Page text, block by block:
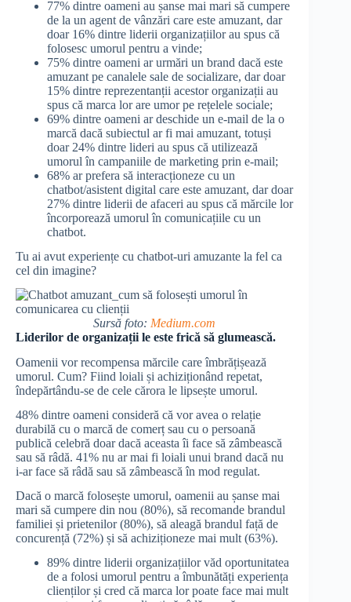
77% dintre oameni au șanse mai mari să cumpere
de la un agent de vânzări care este amuzant, dar
doar 16% dintre liderii organizațiilor au spus că
folosesc umorul pentru a vinde;
75% dintre oameni ar urmări un brand dacă este
amuzant pe canalele sale de socializare, dar doar
15% dintre reprezentanții acestor organizații au
spus că marca lor are umor pe rețelele sociale;
69% dintre oameni ar deschide un e-mail de la o
marcă dacă subiectul ar fi mai amuzant, totuși
doar 24% dintre lideri au spus că utilizează
umorul în campaniile de marketing prin e-mail;
68% ar prefera să interacționeze cu un
chatbot/asistent digital care este amuzant, dar doar
27% dintre liderii de afaceri au spus că mărcile lor
încorporează umorul în comunicațiile cu un
chatbot.
Tu ai avut experiențe cu chatbot-uri amuzante la fel ca
cel din imagine?
Sursă foto: Medium.com
Liderilor de organizații le este frică să glumească.
Oamenii vor recompensa mărcile care îmbrățișează
umorul. Cum? Fiind loiali și achiziționând repetat,
îndepărtându-se de cele cărora le lipsește umorul.
48% dintre oameni consideră că vor avea o relație
durabilă cu o marcă de comerț sau cu o persoană
publică celebră doar dacă aceasta îi face să zâmbească
sau să râdă. 41% nu ar mai fi loiali unui brand dacă nu
i-ar face să râdă sau să zâmbească în mod regulat.
Dacă o marcă folosește umorul, oamenii au șanse mai
mari să cumpere din nou (80%), să recomande brandul
familiei și prietenilor (80%), să aleagă brandul față de
concurență (72%) și să achiziționeze mai mult (63%).
89% dintre liderii organizațiilor văd oportunitatea
de a folosi umorul pentru a îmbunătăți experiența
clienților și cred că marca lor poate face mai mult